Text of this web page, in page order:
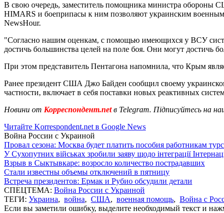
В свою очередь, заместитель помощника министра обороны
HIMARS и боеприпасы к ним позволяют украинским
NewsHour.
"Согласно нашим оценкам, с помощью имеющихся у ВСУ
достичь большинства целей на поле боя. Они могут достичь
При этом представитель Пентагона напомнила, что Крым
Ранее президент США Джо Байден сообщил своему
частности, включает в себя поставки новых реактивных
Новини от Корреспондент.netв Telegram. Підписуйтесь на
Читайте Korrespondent.net в Google News
Война России с Украиной
Провал сезона: Москва будет платить пособия работникам
У Сухопутних військах зробили заяву щодо інтеграції
Взрыв в Сыктывкаре: возросло количество пострадавших
Стали известны объемы отключений в пятницу
Встреча президентов: Ермак и Рубио обсудили детали
СПЕЦТЕМА: Война России с Украиной
ТЕГИ: Украина, война, США, военная помощь, Война с
Если вы заметили ошибку, выделите необходимый текст и